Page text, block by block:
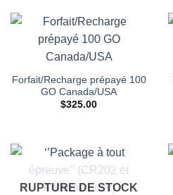
Forfait/Recharge prépayé 100
GO Canada/USA
$325.00
RUPTURE DE STOCK